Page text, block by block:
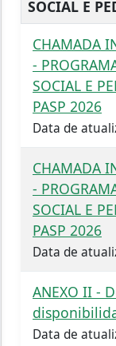
SOCIAL E
CHAMADA
-
SOCIAL E
PASP 2026
Data de
CHAMADA
-
SOCIAL E
PASP 2026
Data de
ANEXO II -
Data de